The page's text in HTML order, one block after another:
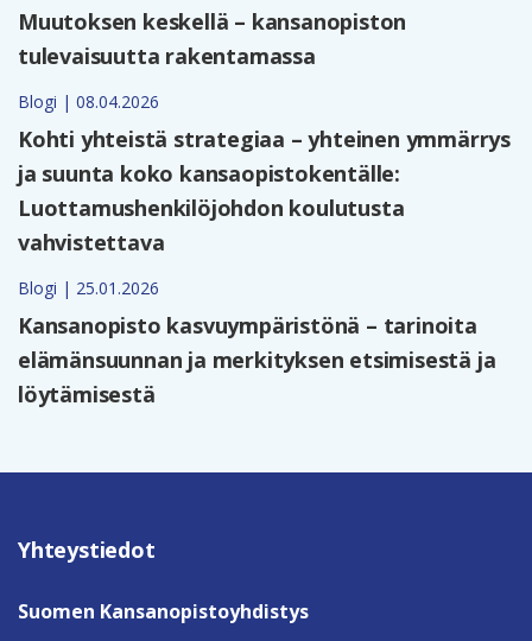
Muutoksen keskellä – kansanopiston
tulevaisuutta rakentamassa
Blogi | 08.04.2026
Kohti yhteistä strategiaa – yhteinen ymmärrys
ja suunta koko kansaopistokentälle:
Luottamushenkilöjohdon koulutusta
vahvistettava
Blogi | 25.01.2026
Kansanopisto kasvuympäristönä – tarinoita
elämänsuunnan ja merkityksen etsimisestä ja
löytämisestä
Yhteystiedot
Suomen Kansanopistoyhdistys